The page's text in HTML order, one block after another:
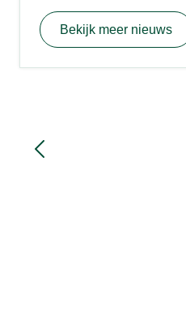
Bekijk meer nieuws